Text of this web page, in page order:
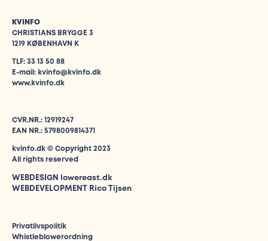
KVINFO
CHRISTIANS BRYGGE 3
1219 KØBENHAVN K
TLF: 33 13 50 88
E-mail: kvinfo@kvinfo.dk
www.kvinfo.dk
CVR.NR.: 12919247
EAN NR.: 5798009814371
kvinfo.dk © Copyright 2023
All rights reserved
WEBDESIGN
lowereast.dk
WEBDEVELOPMENT Rico Tijsen
Privatlivspolitik
Whistleblowerordning